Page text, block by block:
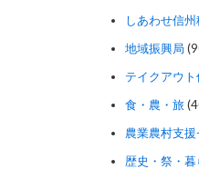
しあわせ信
地域振興局
テイクアウト
食・農・旅
農業農村支
歴史・祭・暮